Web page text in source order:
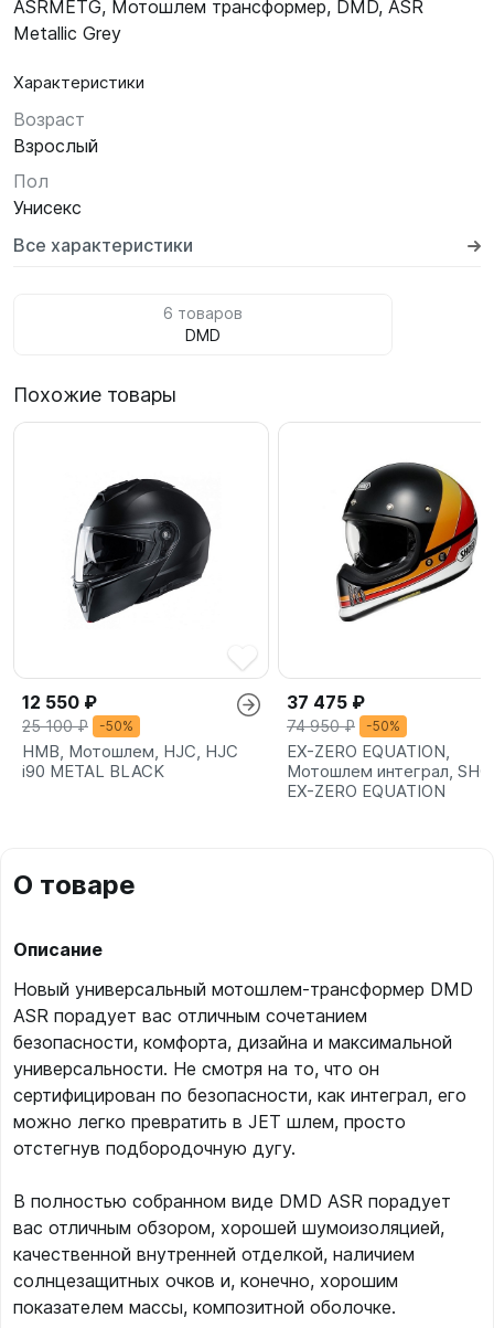
ASRMETG, Мотошлем трансформер, DMD, ASR
Metallic Grey
Характеристики
Возраст
Взрослый
Пол
Унисекс
Все характеристики
6 товаров
DMD
Похожие товары
12 550 ₽
25 100 ₽ -50%
HMB, Мотошлем, HJC, HJC
i90 METAL BLACK
37 475 ₽
74 950 ₽ -50%
EX-ZERO EQUATION,
Мотошлем интеграл,
EX-ZERO EQUATION
О товаре
Описание
Новый универсальный мотошлем-трансформер DMD
ASR порадует вас отличным сочетанием
безопасности, комфорта, дизайна и максимальной
универсальности. Не смотря на то, что он
сертифицирован по безопасности, как интеграл, его
можно легко превратить в JET шлем, просто
отстегнув подбородочную дугу.
В полностью собранном виде DMD ASR порадует
вас отличным обзором, хорошей шумоизоляцией,
качественной внутренней отделкой, наличием
солнцезащитных очков и, конечно, хорошим
показателем массы, композитной оболочке.